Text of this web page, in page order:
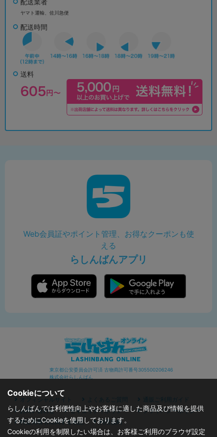
ヤマト運輸、佐川急便
配送時間
送料
Web会員証やポイント管理、お得なクーポンも使
える
らしんばんアプリ
東京都公安委員会許可済 古物商許可番号305500206246
株式会社らしんばん
オフィシャルサイト よくあるご質問
通販ご利用ガイド
お問い合わせ
セキュリティポリシー
プライバシーポリシー
特定商取引に関する表記
利用規約
Cookieについて
らしんばんでは利便性向上やお客様に適した商品及び情報を提供
するためにCookieを使用しております。
Cookieの利用を制限したい場合は、お客様ご利用のブラウザ設定